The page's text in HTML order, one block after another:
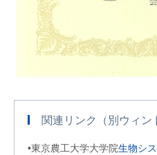
関連リンク（別ウィン
•東京農工大学大学院生物シ